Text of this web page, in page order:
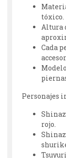
tóxico.
Altura
Cada
Personajes
rojo.